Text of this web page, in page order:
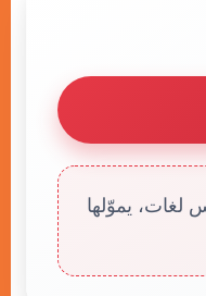
لغات، يموّلها